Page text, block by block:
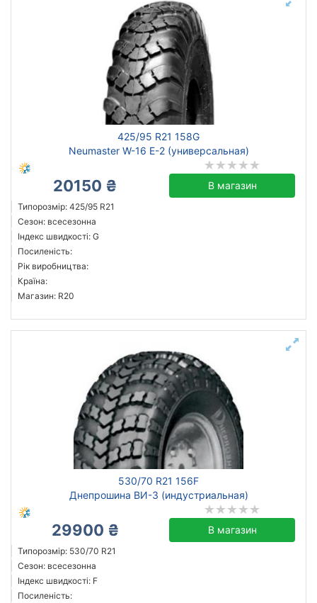
425/95 R21 158G
Neumaster W-16 E-2 (универсальная)
20150 ₴ В магазин
Типорозмір: 425/95 R21
Сезон: всесезонна
Індекс швидкості: G
Посиленість:
Рік виробництва:
Країна:
Магазин: R20
530/70 R21 156F
Днепрошина ВИ-3 (индустриальная)
29900 ₴ В магазин
Типорозмір: 530/70 R21
Сезон: всесезонна
Індекс швидкості: F
Посиленість: